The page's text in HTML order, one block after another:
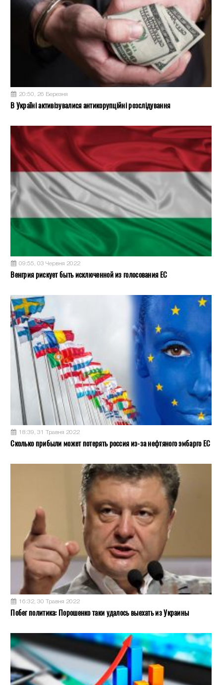
20:50, 26 Березня
В Україні активізувалися антикорупційні розслідування
09:55, 03 Червня 2022
Венгрия рискует быть исключенной из голосования ЕС
18:39, 31 Травня 2022
Сколько прибыли может потерять россия из-за нефтяного эмбарго ЕС
16:32, 30 Травня 2022
Побег политика: Порошенко таки удалось выехать из Украины